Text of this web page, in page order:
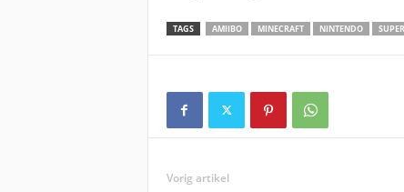
TAGS AMIIBO MINECRAFT NINTENDO
Vorig artikel